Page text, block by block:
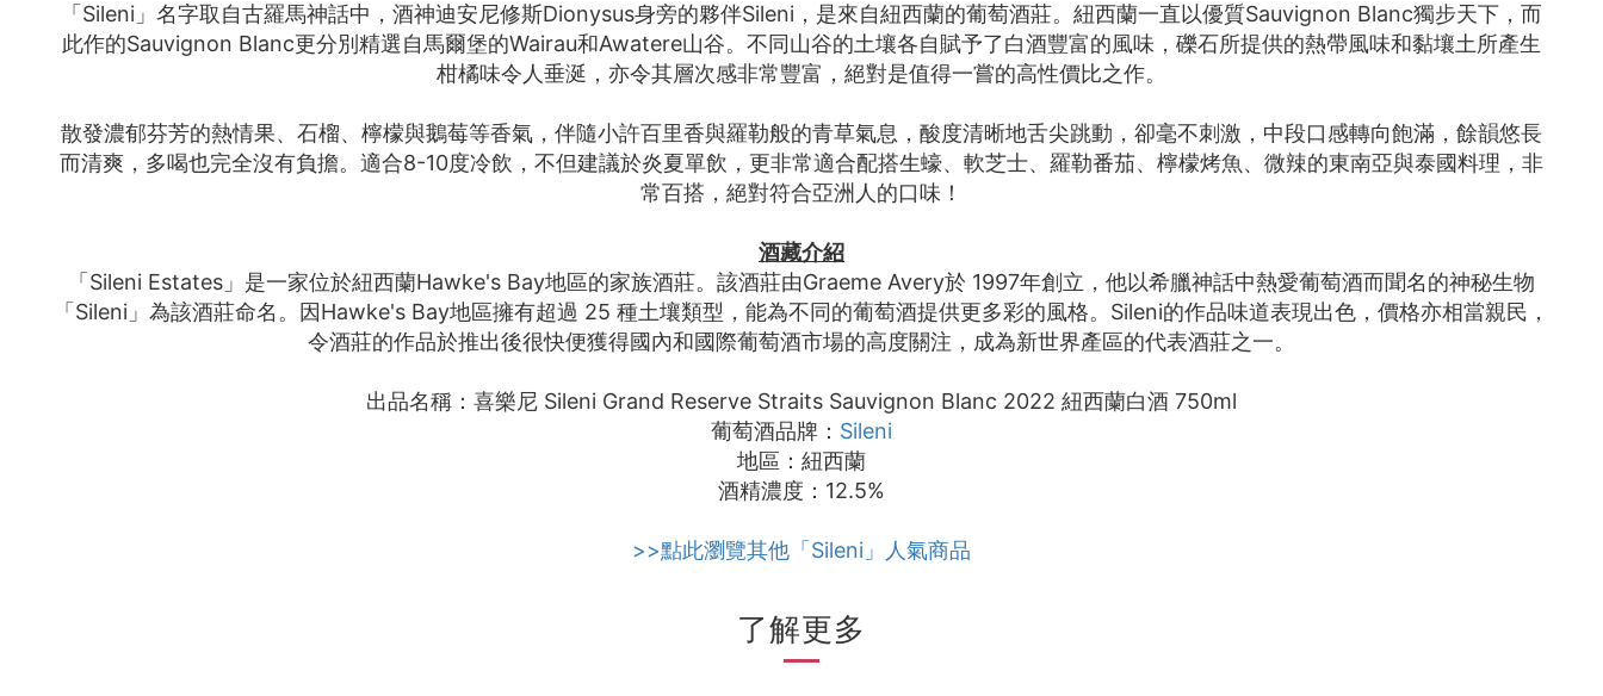
「Sileni」名字取自古羅馬神話中，酒神迪安尼修斯Dionysus身旁的夥伴Sileni，是來自紐西蘭的葡萄酒莊。紐西蘭一直以優質Sauvignon Blanc獨步天下，而
此作的Sauvignon Blanc更分別精選自馬爾堡的Wairau和Awatere山谷。不同山谷的土壤各自賦予了白酒豐富的風味，礫石所提供的熱帶風味和黏壤土所產生
柑橘味令人垂涎，亦令其層次感非常豐富，絕對是值得一嘗的高性價比之作。
散發濃郁芬芳的熱情果、石榴、檸檬與鵝莓等香氣，伴隨小許百里香與羅勒般的青草氣息，酸度清晰地舌尖跳動，卻毫不刺激，中段口感轉向飽滿，餘韻悠長
而清爽，多喝也完全沒有負擔。適合8-10度冷飲，不但建議於炎夏單飲，更非常適合配搭生蠔、軟芝士、羅勒番茄、檸檬烤魚、微辣的東南亞與泰國料理，非
常百搭，絕對符合亞洲人的口味！
酒藏介紹
「Sileni Estates」是一家位於紐西蘭Hawke's Bay地區的家族酒莊。該酒莊由Graeme Avery於 1997年創立，他以希臘神話中熱愛葡萄酒而聞名的神秘生物
「Sileni」為該酒莊命名。因Hawke's Bay地區擁有超過 25 種土壤類型，能為不同的葡萄酒提供更多彩的風格。Sileni的作品味道表現出色，價格亦相當親民，
令酒莊的作品於推出後很快便獲得國內和國際葡萄酒市場的高度關注，成為新世界產區的代表酒莊之一。
出品名稱： 喜樂尼 Sileni Grand Reserve Straits Sauvignon Blanc 2022 紐西蘭白酒 750ml
葡萄酒品牌： Sileni
地區：紐西蘭
酒精濃度：12.5%
>>點此瀏覽其他「Sileni」人氣商品
了解更多